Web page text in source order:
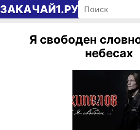
Перейти к содержимому
ЗАКАЧАЙ1.РУ Поиск
Я свободен
небесах